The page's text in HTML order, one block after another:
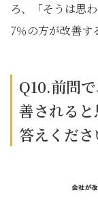
ろ、「そうは思
7％の方が改善す
Q10.前問
善される
答えくださ